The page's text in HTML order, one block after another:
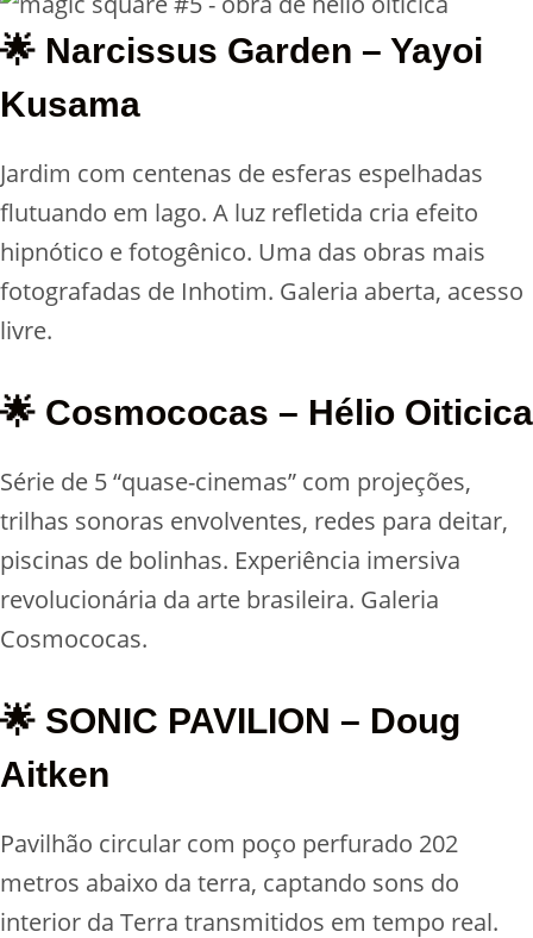
🌟 Narcissus Garden – Yayoi
Kusama
Jardim com centenas de esferas espelhadas
flutuando em lago. A luz refletida cria efeito
hipnótico e fotogênico. Uma das obras mais
fotografadas de Inhotim. Galeria aberta, acesso
livre.
🌟 Cosmococas – Hélio Oiticica
Série de 5 “quase-cinemas” com projeções,
trilhas sonoras envolventes, redes para deitar,
piscinas de bolinhas. Experiência imersiva
revolucionária da arte brasileira. Galeria
Cosmococas.
🌟 SONIC PAVILION – Doug
Aitken
Pavilhão circular com poço perfurado 202
metros abaixo da terra, captando sons do
interior da Terra transmitidos em tempo real.